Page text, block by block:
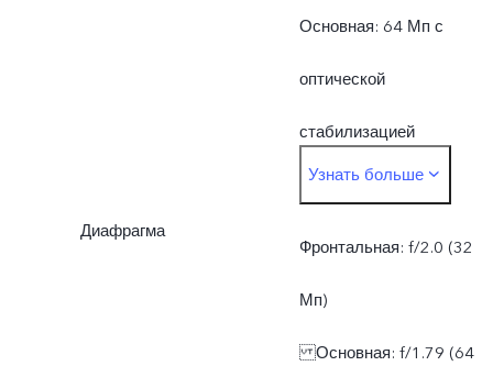
Основная: 64 Мп с
оптической
стабилизацией
изображения (OIS) + 2
(боке) + 2 Мп (макро)
Узнать больше
Диафрагма
Фронтальная: f/2.0 (32
Мп)
Основная: f/1.79 (64